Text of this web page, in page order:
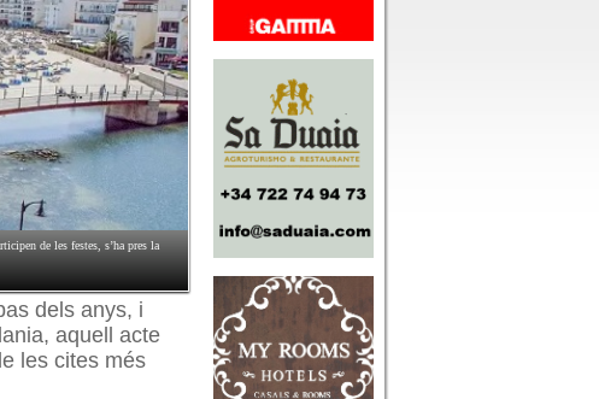
de les festes, s’ha pres la
dels anys, i
aquell acte
les cites més